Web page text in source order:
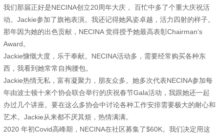
我们那届正好是NECINA创立20周年大庆， 百忙中多了个重大庆祝活
动。Jackie参加了旗袍表演。我还记得她风姿卓越，活力四射的样子。
那年因为她的出色贡献，NECINA 觉得授予她最高表彰Chairman‘s
Award。
Jackie慷慨大度，乐于奉献。NECINA活动多，需要经常购买各种东
西，我看到她常常自掏腰包。
Jackie热情无私，富有凝聚力，朋友众多。她多次代表NECINA参加每
年由波士顿十来个协会联合举行的庆祝春节Gala活动，我跟她还一起
办过几个讲座。要在这么多协会中讨论各种工作安排需要极大的耐心和
艺术。Jackie从来都不厌其烦，热情满满。
2020 年初Covid高峰期，NECINA在社区募集了$60K。我们决定用这